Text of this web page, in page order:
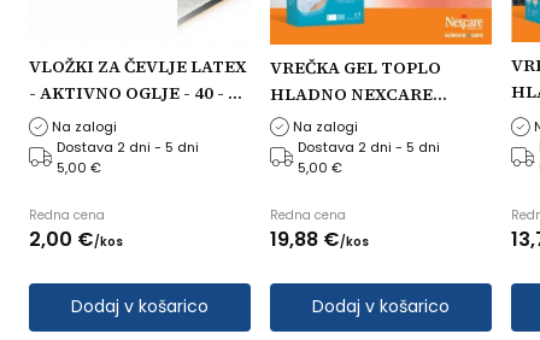
VLOŽKI ZA ČEVLJE LATEX
- AKTIVNO OGLJE - 40 - 45
Velikost vložka: 40 - 45
Na zalogi
Dostava 2 dni - 5 dni
5,00 €
Redna cena
2,00 €/kos
Dodaj v košarico
VREČKA GEL TOPLO
HLADNO NEXCARE
19,5x30CM COLD HOT
MAXI
Na zalogi
Dostava 2 dni - 5 dni
5,00 €
Redna cena
19,88 €/kos
Dodaj v košarico
13,